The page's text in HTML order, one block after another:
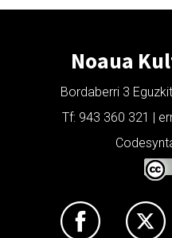
Noaua
Bordaberri 3
Tf: 943 360 321 |